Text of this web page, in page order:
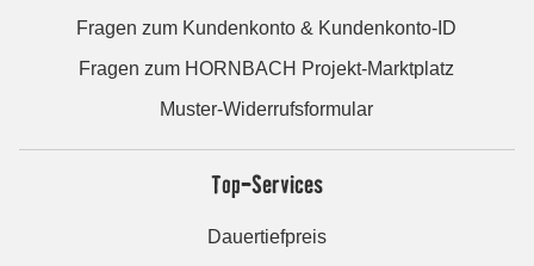
Fragen zum Kundenkonto & Kundenkonto-ID
Fragen zum HORNBACH Projekt-Marktplatz
Muster-Widerrufsformular
Top-Services
Dauertiefpreis